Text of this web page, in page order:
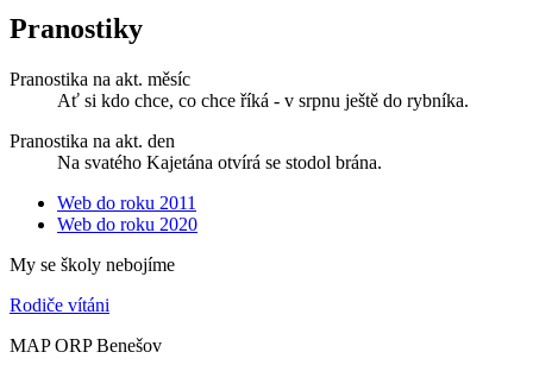
Pranostiky
Pranostika na akt. měsíc
Ať si kdo chce, co chce říká - v srpnu ještě do rybníka.
Pranostika na akt. den
Na svatého Kajetána otvírá se stodol brána.
Web do roku 2011
Web do roku 2020
My se školy nebojíme
Rodiče vítáni
MAP ORP Benešov